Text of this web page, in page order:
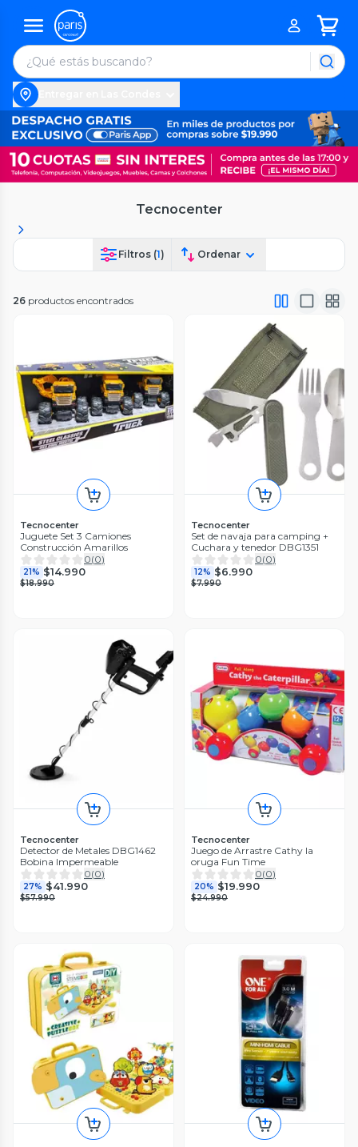
Tecnocenter
Filtros (1) Ordenar
26 productos encontrados
Tecnocenter
Juguete Set 3 Camiones
Construcción Amarillos
0(0)
21% $14.990
$18.990
Tecnocenter
Set de navaja para camping +
Cuchara y tenedor DBG1351
0(0)
12% $6.990
$7.990
Tecnocenter
Detector de Metales DBG1462
Bobina Impermeable
0(0)
27% $41.990
$57.990
Tecnocenter
Juego de Arrastre Cathy la
oruga Fun Time
0(0)
20% $19.990
$24.990